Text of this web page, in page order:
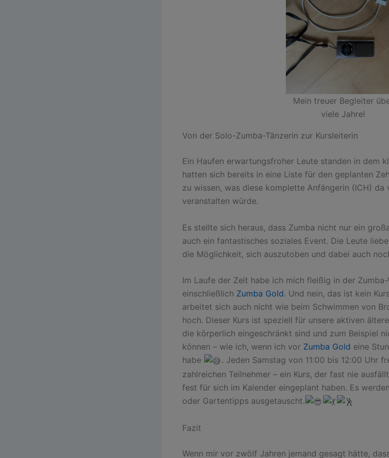
Mein treuer Begleiter
viele Jahre!
Von der Solo-Zumba-Tänzerin zur Kursleiterin
Ein Haufen erwartungsfroher Leute standen in dem
hatten sich bereits in eine Liste für den geplanten
zu wissen, was diese komplette Anfängerin (ICH) da
veranstalten würde.
Es stellte sich heraus, dass Zumba nicht nur ein
auch ein fantastisches soziales Event. Die Leute
die Möglichkeit, sich auszutoben und dabei auch
Im Laufe der Zeit habe ich mich fleißig in der
einschließlich Zumba Gold. Und nein, das ist kein
arbeitet sich auch nicht wie beim Schwimmen von
hoch. Dieser Kurs ist speziell für unsere aktiven
die körperlich eingeschränkt sind und zum Beispiel
können – wie ich, wenn ich vor Zumba Gold eine
habe
. Jeden Samstag von 11:00 bis 12:00 Uhr
zahlreichen Teilnehmer – ein Kurs, der fast nie
fest für sich im Kalender eingeplant haben. Es
oder Gartentipps ausgetauscht.
Fazit
Wenn mir vor zwölf Jahren jemand gesagt hätte,